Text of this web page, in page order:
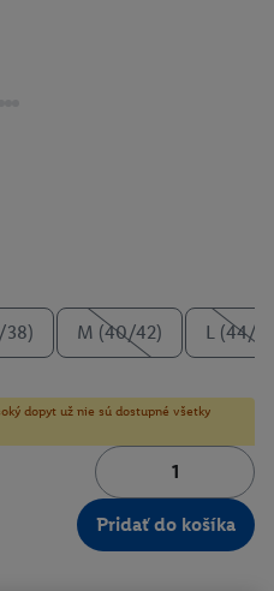
38) M (40/42) L (44/
dopyt už nie sú dostupné všetky
Pridať do košíka